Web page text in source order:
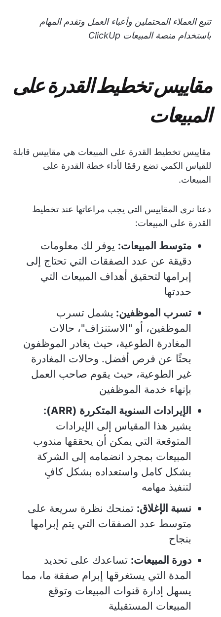
تتبع العملاء المحتملين وأعباء العمل وتقدم المهام
باستخدام منصة المبيعات ClickUp
مقاييس تخطيط القدرة على
المبيعات
مقاييس تخطيط القدرة على المبيعات هي مقاييس قابلة
للقياس الكمي تضع رقمًا لأداء خطة القدرة على
المبيعات.
دعنا نرى المقاييس التي يجب مراعاتها عند تخطيط
القدرة على المبيعات:
متوسط المبيعات: يوفر لك معلومات
دقيقة عن عدد الصفقات التي تحتاج إلى
إبرامها لتحقيق أهداف المبيعات التي
حددتها
تسرب الموظفين: يشمل تسرب
الموظفين، أو "الاستنزاف"، حالات
المغادرة الطوعية، حيث يغادر الموظفون
بحثًا عن فرص أفضل. وحالات المغادرة
غير الطوعية، حيث يقوم صاحب العمل
بإنهاء خدمة الموظفين
الإيرادات السنوية المتكررة (ARR):
يشير هذا المقياس إلى الإيرادات
المتوقعة التي يمكن أن يحققها مندوب
المبيعات بمجرد انضمامه إلى الشركة
بشكل كامل واستعداده بشكل كافٍ
لتنفيذ مهامه
نسبة الإغلاق: تمنحك نظرة سريعة على
متوسط عدد الصفقات التي يتم إبرامها
بنجاح
دورة المبيعات: تساعدك على تحديد
المدة التي يستغرقها إبرام صفقة ما، مما
يسهل إدارة قنوات المبيعات وتوقع
المبيعات المستقبلية